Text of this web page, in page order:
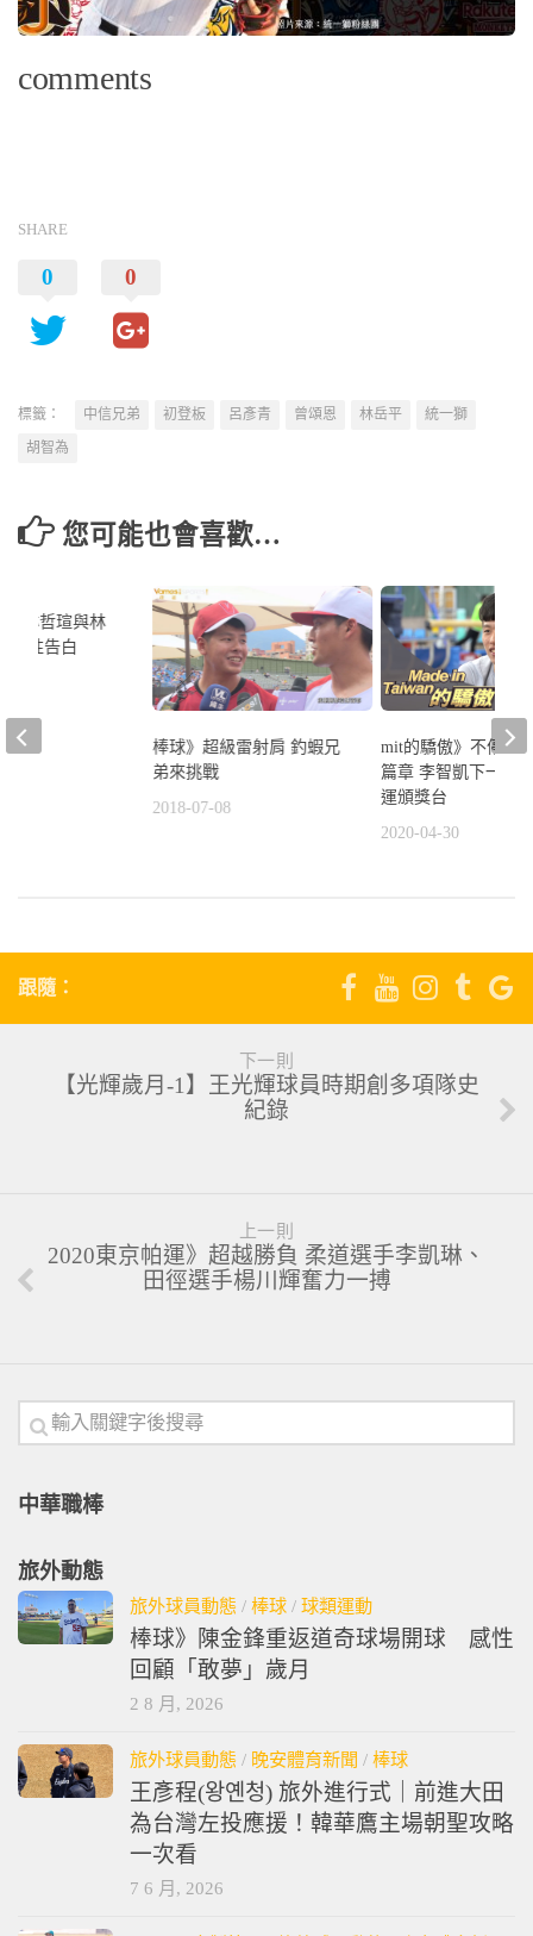
comments
SHARE
0 0
標籤： 中信兄弟 初登板 呂彥青 曾頌恩 林岳平
統一獅
胡智為
您可能也會喜歡…
棒球》超級雷射肩 釣蝦兄
弟來挑戰
2018-07-08
mit的驕傲》不停翻
篇章 李智凱下一步
運頒獎台
2020-04-30
】林哲瑄與林
感性告白
跟隨：
下一則
【光輝歲月-1】王光輝球員時期創多項隊史
紀錄
上一則
2020東京帕運》超越勝負 柔道選手李凱琳、
田徑選手楊川輝奮力一搏
中華職棒
旅外動態
旅外球員動態 / 棒球 / 球類運動
棒球》陳金鋒重返道奇球場開球 感性
回顧「敢夢」歲月
2 8 月, 2026
旅外球員動態 / 晚安體育新聞 / 棒球
王彥程(왕옌청) 旅外進行式｜前進大田
為台灣左投應援！韓華鷹主場朝聖攻略
一次看
7 6 月, 2026